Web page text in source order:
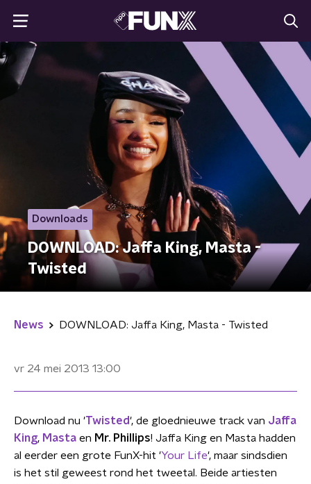
Downloads
DOWNLOAD: Jaffa King, Masta -
Twisted
News DOWNLOAD: Jaffa King, Masta - Twisted
vr 24 mei 2013 13:00
Download nu 'Twisted', de gloednieuwe track van Jaffa
King, Masta en Mr. Phillips! Jaffa King en Masta hadden
al eerder een grote FunX-hit 'Your Life', maar sindsdien
is het stil geweest rond het tweetal. Beide artiesten